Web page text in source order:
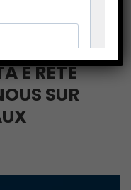
È RETE
SUR